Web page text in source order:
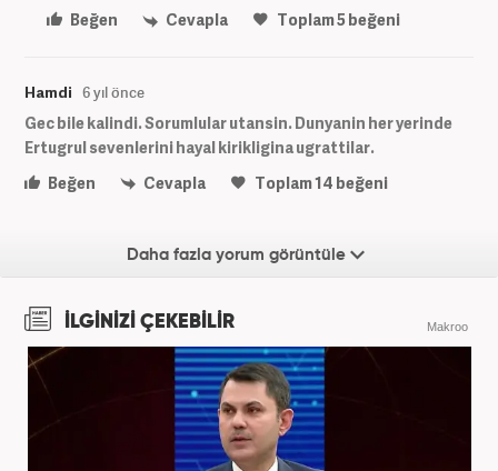
Beğen
Cevapla Toplam5beğeni
Hamdi 6 yıl önce
Gec bile kalindi. Sorumlular utansin. Dunyanin her yerinde
Ertugrul sevenlerini hayal kirikligina ugrattilar.
Beğen
Cevapla Toplam14 beğeni
Daha fazla yorum görüntüle
İLGİNİZİ ÇEKEBİLİR Makroo